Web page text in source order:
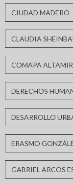
CIUDAD MADERO
CLAUDIA
COMAPA
DERECHOS
DESARROLLO
ERASMO
GABRIEL ARCOS